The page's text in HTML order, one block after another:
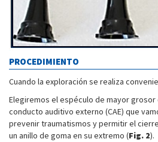
PROCEDIMIENTO
Cuando la exploración se realiza
Elegiremos el espéculo de mayor
conducto auditivo externo (CAE) que
prevenir traumatismos y permitir el
un anillo de goma en su extremo (Fig. 2).